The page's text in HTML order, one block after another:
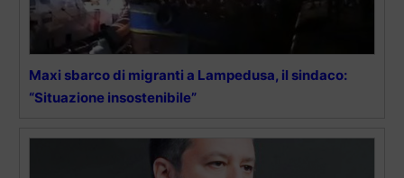
Maxi sbarco di migranti a Lampedusa, il sindaco:
“Situazione insostenibile”